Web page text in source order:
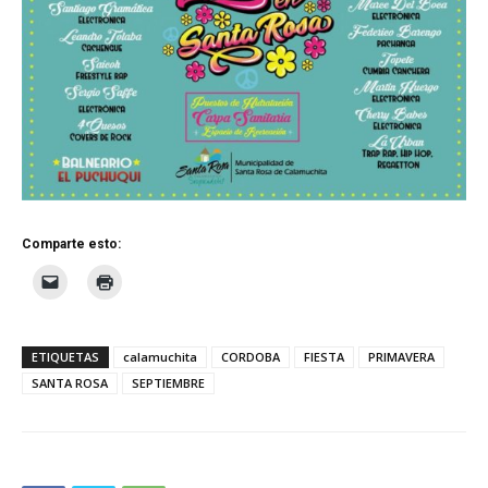
Comparte esto:
ETIQUETAS calamuchita CORDOBA FIESTA
PRIMAVERA
SANTA ROSA
SEPTIEMBRE